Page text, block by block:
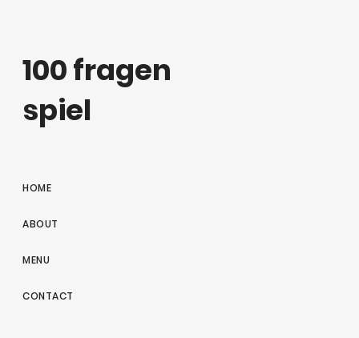
100 fragen
spiel
HOME
ABOUT
MENU
CONTACT